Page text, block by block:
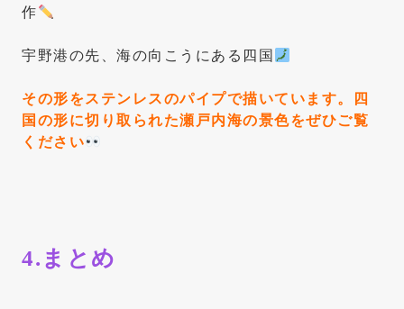
作
宇野港の先、海の向こうにある四国
その形をステンレスのパイプで描いています。四
国の形に切り取られた瀬戸内海の景色をぜひご覧
ください
4.まとめ